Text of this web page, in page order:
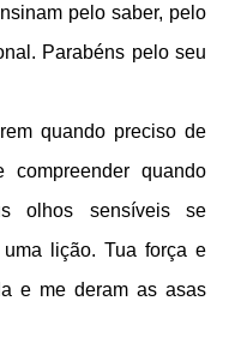
pelo saber, pelo
Parabéns pelo seu
quando preciso de
compreender quando
olhos sensíveis se
lição. Tua força e
e me deram as asas